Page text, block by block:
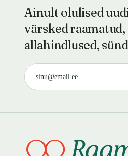
Ainult olulised
värsked raamatud,
allahindlused,